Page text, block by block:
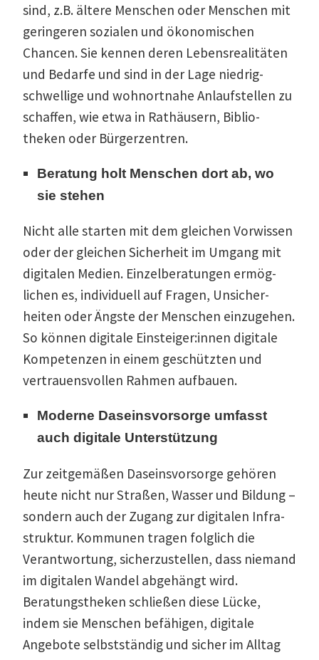
sind, z.B. ältere Menschen oder Menschen mit
gerin­geren sozialen und ökono­mi­schen
Chancen. Sie kennen deren Lebens­rea­li­täten
und Bedarfe und sind in der Lage niedrig­
schwellige und wohnortnahe Anlauf­stellen zu
schaffen, wie etwa in Rathäusern, Biblio­
theken oder Bürgerzentren.
Beratung holt Menschen dort ab, wo
sie stehen
Nicht alle starten mit dem gleichen Vorwissen
oder der gleichen Sicherheit im Umgang mit
digitalen Medien. Einzel­be­ra­tungen ermög­
lichen es, indivi­duell auf Fragen, Unsicher­
heiten oder Ängste der Menschen einzu­gehen.
So können digitale Einsteiger:innen digitale
Kompe­tenzen in einem geschützten und
vertrau­ens­vollen Rahmen aufbauen.
Moderne Daseins­vor­sorge umfasst
auch digitale Unterstützung
Zur zeitge­mäßen Daseins­vor­sorge gehören
heute nicht nur Straßen, Wasser und Bildung –
sondern auch der Zugang zur digitalen Infra­
struktur. Kommunen tragen folglich die
Verant­wortung, sicher­zu­stellen, dass niemand
im digitalen Wandel abgehängt wird.
Beratungs­theken schließen diese Lücke,
indem sie Menschen befähigen, digitale
Angebote selbst­ständig und sicher im Alltag